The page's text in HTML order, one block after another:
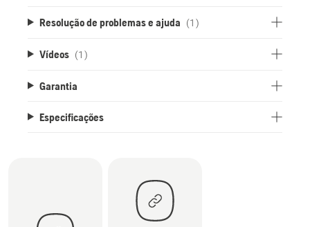
Resolução de problemas e ajuda (1)
Vídeos (1)
Garantia
Especificações